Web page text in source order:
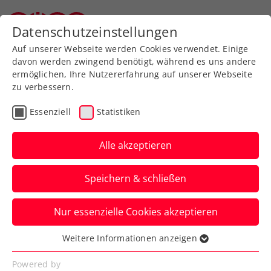
Zurück zur Newsübersicht
Turniere
NÖ Open powered by
EVN: Heißer Samstag für
Schwärzler
Das ÖTV-Ass steht beim ATP-Challenger
in Tulln im Semifinale. Zum Duell mit
Sandro Kopp kommt es nicht.
Verfasst von: Presseaussendung / Redaktion, 05.09.2025
Datenschutzeinstellungen
Auf unserer Webseite werden Cookies verwendet. Einige
davon werden zwingend benötigt, während es uns andere
ermöglichen, Ihre Nutzererfahrung auf unserer Webseite
zu verbessern.
Essenziell Statistiken
Alle akzeptieren
Speichern & schließen
Nur essenzielle Cookies akzeptieren
Essenziell
Essenzielle Cookies werden für grundlegende
Weitere Informationen anzeigen
Powered by